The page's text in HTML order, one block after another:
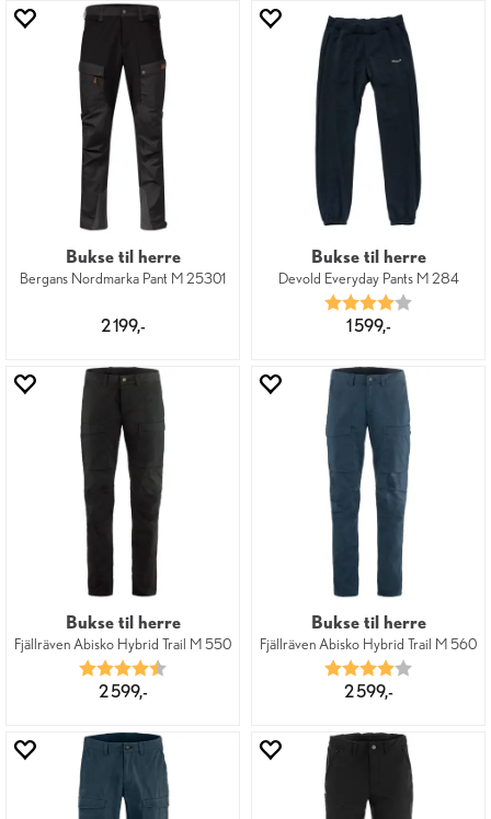
Bukse til herre
Bergans Nordmarka Pant M 25301
2 199,-
Bukse til herre
Devold Everyday Pants M 284
Karakter:
1 599,-
Bukse til herre
Fjällräven Abisko Hybrid Trail M 550
Karakter:
2 599,-
Bukse til herre
Fjällräven Abisko Hybrid Trail M 560
Karakter:
2 599,-